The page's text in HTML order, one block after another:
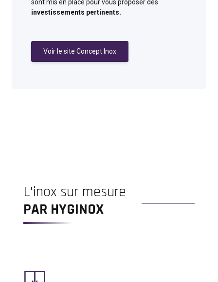
sont mis en place pour vous proposer des
investissements pertinents.
Voir le site Concept Inox
L'inox sur mesure
PAR HYGINOX